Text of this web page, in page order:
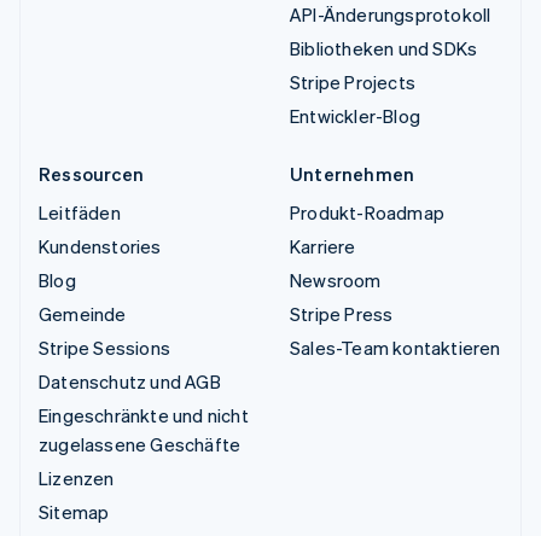
API-Änderungsprotokoll
Bibliotheken und SDKs
Stripe Projects
Entwickler-Blog
Ressourcen
Leitfäden
Kundenstories
Blog
Gemeinde
Stripe Sessions
Datenschutz und AGB
Eingeschränkte und nicht
zugelassene Geschäfte
Lizenzen
Sitemap
Unternehmen
Produkt-Roadmap
Karriere
Newsroom
Stripe Press
Sales-Team kontaktieren